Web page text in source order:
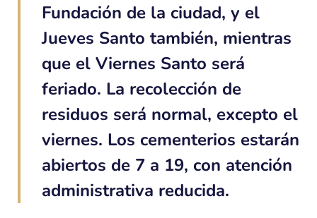
Fundación de la ciudad, y el
Jueves Santo también, mientras
que el Viernes Santo será
feriado. La recolección de
residuos será normal, excepto el
viernes. Los cementerios estarán
abiertos de 7 a 19, con atención
administrativa reducida.